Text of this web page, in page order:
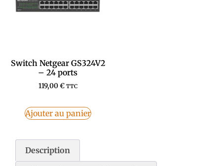
Description
Switch Netgear GS324V2
– 24 ports
119,00€ TTC
Ajouter au panier